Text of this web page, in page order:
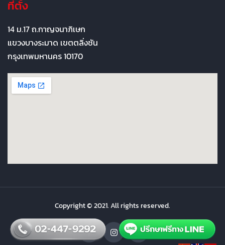
ที่ตั้ง
14 ม.17 ถ.กาญจนาภิเษก
แขวงบางระมาด เขตตลิ่งชัน
กรุงเทพมหานคร 10170
Copyright © 2021. All rights reserved.